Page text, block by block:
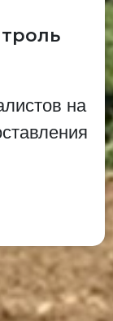
на